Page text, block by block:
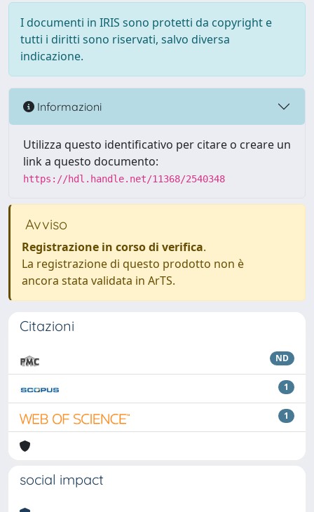
I documenti in IRIS sono protetti da copyright e
tutti i diritti sono riservati, salvo diversa
indicazione.
Informazioni
Utilizza questo identificativo per citare o creare un
link a questo documento:
https://hdl.handle.net/11368/2540348
Avviso
Registrazione in corso di verifica.
La registrazione di questo prodotto non è
ancora stata validata in ArTS.
Citazioni
ND
1
1
social impact